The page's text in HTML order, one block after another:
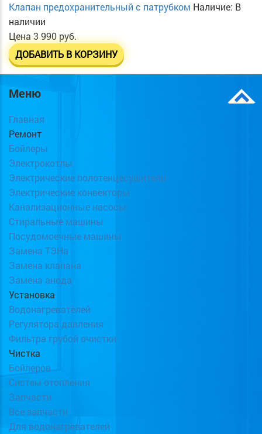
Клапан предохранительный с патрубком Наличие: В
наличии
Цена3 990 руб.
ДОБАВИТЬ В КОРЗИНУ
Меню
Главная
Ремонт
Бойлеры
Электрокотлы
Электрические полотенцесушители
Электрические конвекторы
Канализационные насосы
Стиральные машины
Посудомоечные машины
Замена ТЭНа
Замена клапана
Замена анода
Установка
Водонагревателей
Регулятора давления
Фильтра грубой очистки
Чистка
Бойлеров
Систем отопления
Запчасти
Все запчасти
Для водонагревателей